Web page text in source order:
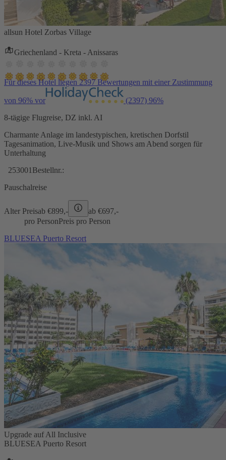
allsun Hotel Zorbas Village
Griechenland - Kreta - Anissaras
Für dieses Hotel liegen 2397 Bewertungen mit einer Zustimmung
von 96% vor (2397) 96%
8-tägige Flugreise, DZ inkl. AI
Charmante Anlage im landestypischen, kretischen Dorfstil
Tagesanimation, Live-Musik und Shows am Abend sorgen für
Unterhaltung
253001 Bestellnr.:
Pauschalreise
Alter Preisab €899,- ab €697,-
pro PersonPreis pro Person
BLUESEA Puerto Resort
Upgrade auf All Inclusive
BLUESEA Puerto Resort